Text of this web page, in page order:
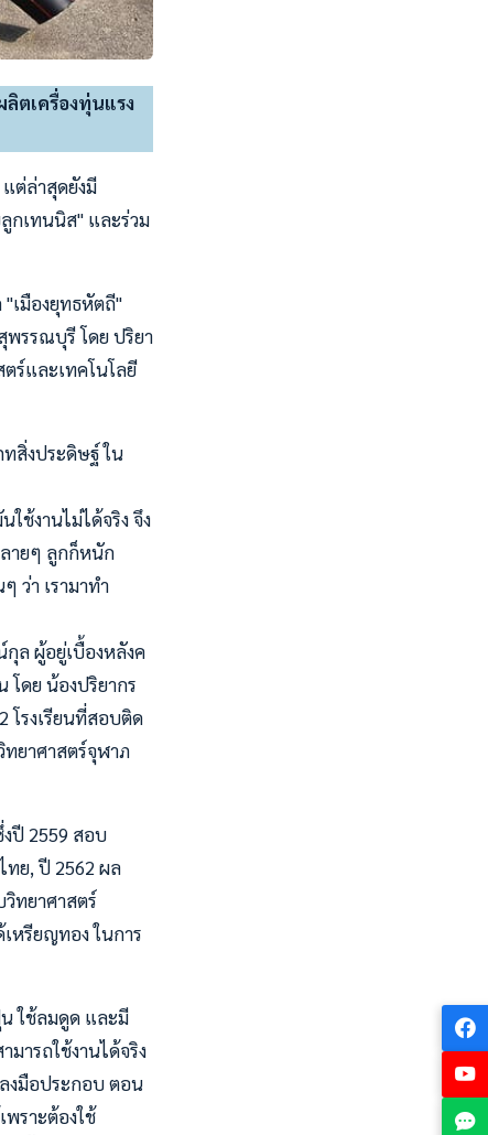
ตเครื่องทุ่นแรง
ต่ล่าสุดยังมี
กเทนนิส" และร่วม
"เมืองยุทธหัตถี"
พรรณบุรี โดย ปริยา
ร์และเทคโนโลยี
ทสิ่งประดิษฐ์ ใน
ช้งานไม่ได้จริง จึง
ลายๆ ลูกก็หนัก
ว่า เรามาทำ
ล ผู้อยู่เบื้องหลังค
โดย น้องปริยากร
โรงเรียนที่สอบติด
ยาศาสตร์จุฬาภ
ปี 2559 สอบ
ทย, ปี 2562 ผล
ทยาศาสตร์
หรียญทอง ในการ
น ใช้ลมดูด และมี
ารถใช้งานได้จริง
งมือประกอบ ตอน
ราะต้องใช้